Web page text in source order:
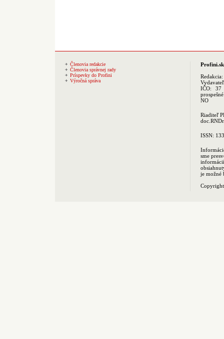
Členovia redakcie
Členovia správnej rady
Príspevky do Profini
Výročná správa
Profini.sk
Redakcia:
IČO: 37
NO
Riaditeľ
ISSN:
sme
je možné